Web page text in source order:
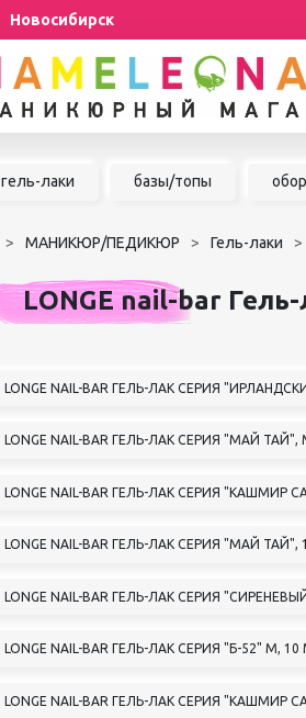
Новосибирск
НАРАЩИВАНИЕ
ШУГАРИНГ/
гель-лаки базы/топы
МАНИКЮР/ПЕДИКЮР Гель-лаки
LONGE nail-bar
LONGE NAIL-BAR ГЕЛЬ-ЛАК СЕРИЯ
LONGE NAIL-BAR ГЕЛЬ-ЛАК СЕРИЯ "МАЙ
LONGE NAIL-BAR ГЕЛЬ-ЛАК СЕРИЯ "КАШМИР
LONGE NAIL-BAR ГЕЛЬ-ЛАК СЕРИЯ "МАЙ ТАЙ",
LONGE NAIL-BAR ГЕЛЬ-ЛАК СЕРИЯ
LONGE NAIL-BAR ГЕЛЬ-ЛАК СЕРИЯ "Б-52" М, 10
LONGE NAIL-BAR ГЕЛЬ-ЛАК СЕРИЯ